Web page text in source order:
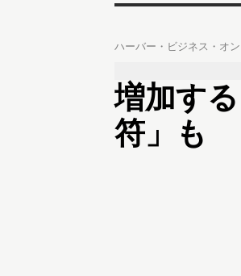
ハーバー・ビジネス・オ
増加す
符」も